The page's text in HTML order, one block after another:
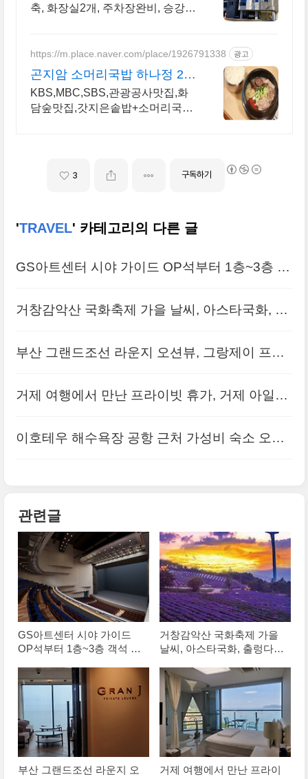
축, 화장실2개, 주차장완비, 승강
https://m.place.naver.com/place/1926791338 광고
곤지암 소머리국밥 하나정 26
년차 곤지암원조 수제순대
KBS,MBC,SBS,관광공사맛집,화
담숲맛집,갓지은솥밥+소머리국밥,
3 구독하기
'TRAVEL' 카테고리의 다른 글
GS아트센터 시야 가이드 OP석부터 1층~3층 객
거창감악산 국화축제 가을 날씨, 아스타국화, 출
부산 그랜드조선 라운지 오션뷰, 그랑제이 프라
거제 여행에서 만난 프라이빗 휴가, 거제 아일랜
이호테우 해수욕장 공항 근처 가성비 숙소 오션
관련글
GS아트센터 시야 가이드
OP석부터 1층~3층 객석 비
주차팁
거창감악산 국화축제 가을
날씨, 아스타국화, 출렁다
만한곳
부산 그랜드조선 라운지 오
거제 여행에서 만난 프라이